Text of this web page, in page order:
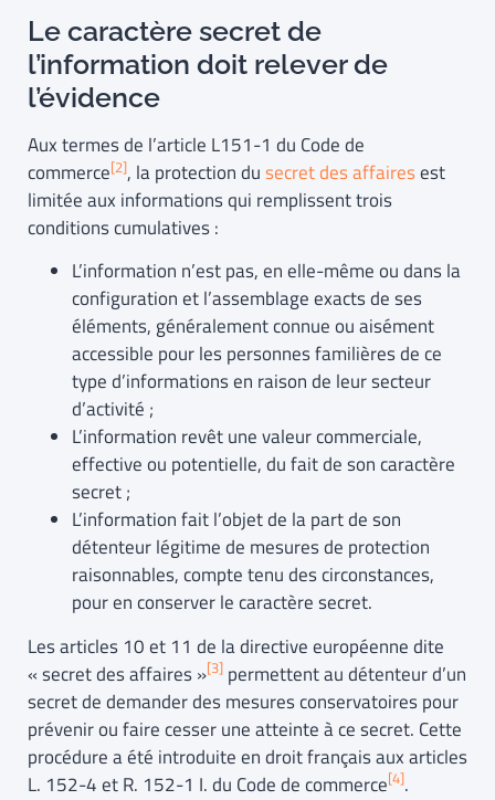
Le caractère secret de
l’information doit relever de
l’évidence
Aux termes de l’article L151-1 du Code de
commerce[2], la protection dusecret des affairesest
limitée aux informations qui remplissent trois
conditions cumulatives :
L’information n’est pas, en elle-même ou dans la
configuration et l’assemblage exacts de ses
éléments, généralement connue ou aisément
accessible pour les personnes familières de ce
type d’informations en raison de leur secteur
d’activité ;
L’information revêt une valeur commerciale,
effective ou potentielle, du fait de son caractère
secret ;
L’information fait l’objet de la part de son
détenteur légitime de mesures de protection
raisonnables, compte tenu des circonstances,
pour en conserver le caractère secret.
Les articles 10 et 11 de la directive européenne dite
« secret des affaires »[3] permettent au détenteur d’un
secret de demander des mesures conservatoires pour
prévenir ou faire cesser une atteinte à ce secret. Cette
procédure a été introduite en droit français aux articles
L. 152-4 et R. 152-1 I. du Code de commerce[4].